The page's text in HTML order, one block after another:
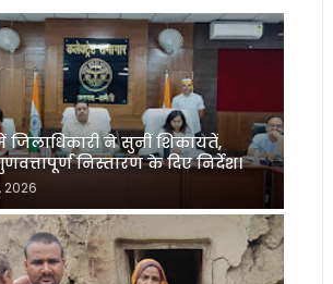
ने सुनीं शिकायतें,
निस्तारण के दिए निर्देश।
2026